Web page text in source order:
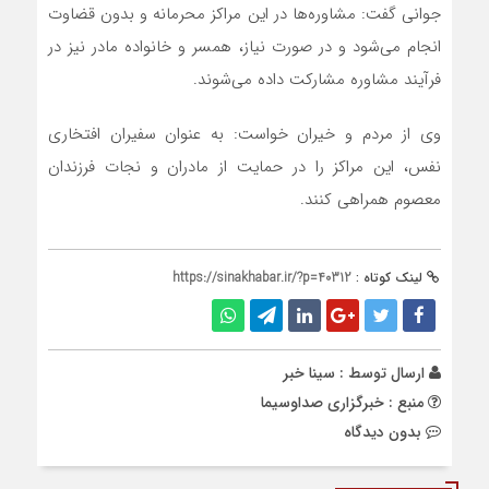
جوانی گفت: مشاوره‌ها در این مراکز محرمانه و بدون قضاوت
انجام می‌شود و در صورت نیاز، همسر و خانواده مادر نیز در
فرآیند مشاوره مشارکت داده می‌شوند.
وی از مردم و خیران خواست: به عنوان سفیران افتخاری
نفس، این مراکز را در حمایت از مادران و نجات فرزندان
معصوم همراهی کنند.
لینک کوتاه : https://sinakhabar.ir/?p=40312
ارسال توسط : سینا خبر
منبع : خبرگزاری صداوسیما
بدون دیدگاه